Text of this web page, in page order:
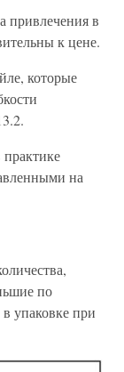
привлечения в
к цене.
которые
на
по
упаковке при